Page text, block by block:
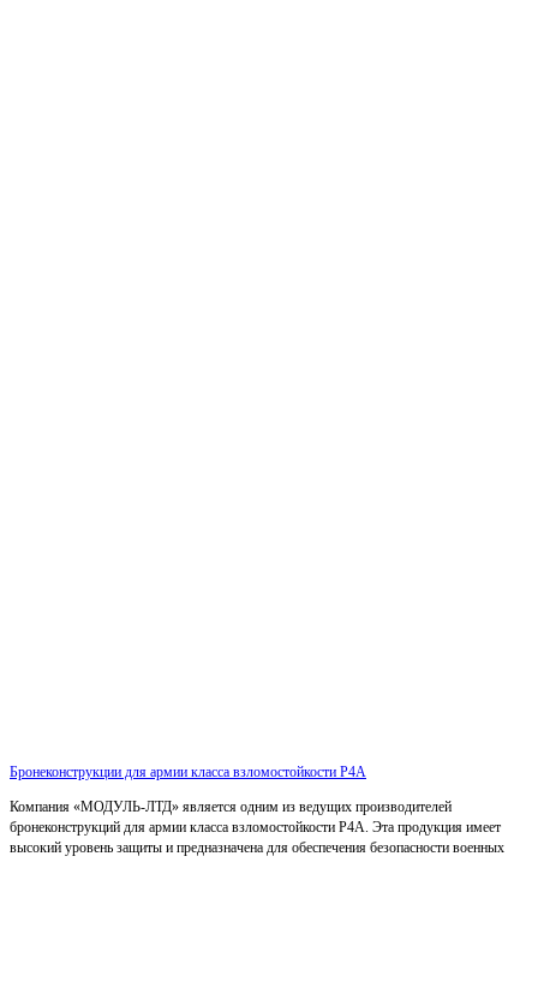
Бронеконструкции для армии класса взломостойкости Р4А
Компания «МОДУЛЬ-ЛТД» является одним из ведущих производителей
бронеконструкций для армии класса взломостойкости Р4А. Эта продукция имеет
высокий уровень защиты и предназначена для обеспечения безопасности военных